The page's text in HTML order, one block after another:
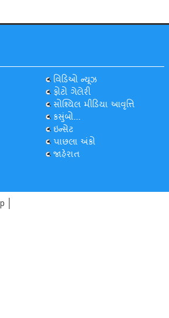
વિડિઓ ન્યૂઝ
ફોટો ગેલેરી
સોશ્યિલ મીડિયા આવૃત્તિ
કસુંબો...
ઇન્સેટ
પાછલા અંકો
જાહેરાત